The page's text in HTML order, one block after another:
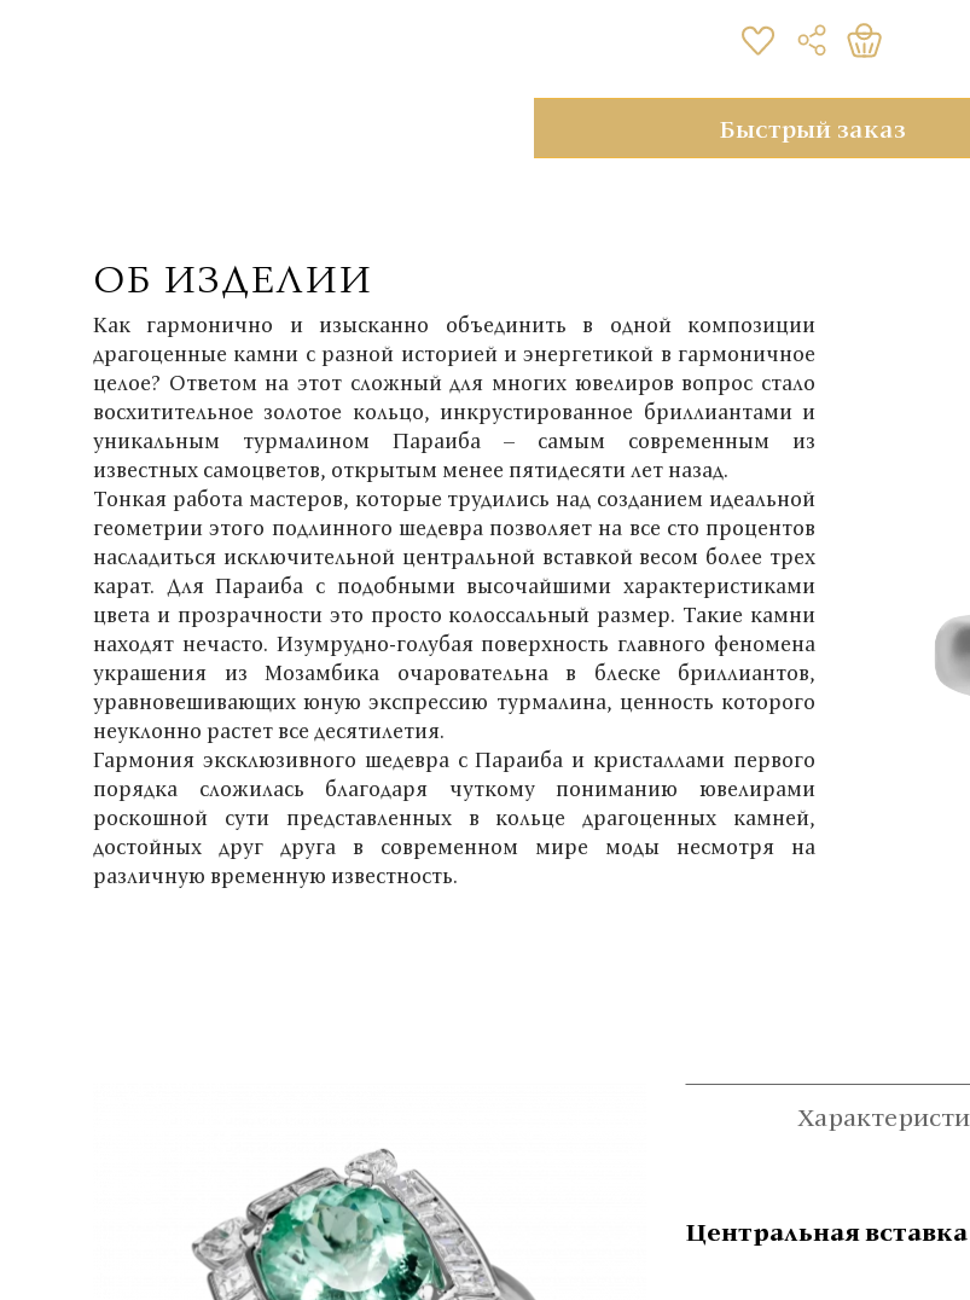
Быстрый заказ
ОБ ИЗДЕЛИИ
Как гармонично и изысканно объединить в одной композиции
драгоценные камни с разной историей и энергетикой в гармоничное
целое? Ответом на этот сложный для многих ювелиров вопрос стало
восхитительное золотое кольцо, инкрустированное бриллиантами и
уникальным турмалином Параиба – самым современным из
известных самоцветов, открытым менее пятидесяти лет назад.
Тонкая работа мастеров, которые трудились над созданием идеальной
геометрии этого подлинного шедевра позволяет на все сто процентов
насладиться исключительной центральной вставкой весом более трех
карат. Для Параиба с подобными высочайшими характеристиками
цвета и прозрачности это просто колоссальный размер. Такие камни
находят нечасто. Изумрудно-голубая поверхность главного феномена
украшения из Мозамбика очаровательна в блеске бриллиантов,
уравновешивающих юную экспрессию турмалина, ценность которого
неуклонно растет все десятилетия.
Гармония эксклюзивного шедевра с Параиба и кристаллами первого
порядка сложилась благодаря чуткому пониманию ювелирами
роскошной сути представленных в кольце драгоценных камней,
достойных друг друга в современном мире моды несмотря на
различную временную известность.
Центральная вставка